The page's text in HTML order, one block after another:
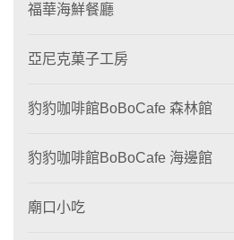
福華海鮮餐廳
亞尼克菓子工房
豹豹咖啡館BoBoCafe 森林館
豹豹咖啡館BoBoCafe 海邊館
廟口小吃